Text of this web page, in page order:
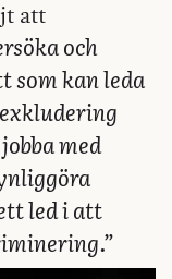
att
och
som kan leda
med
led i att